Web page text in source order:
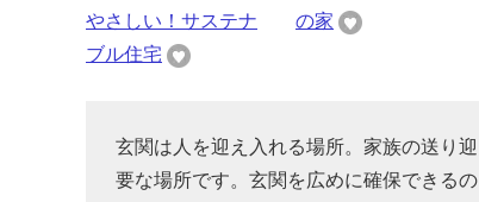
やさしい！サステナ
ブル住宅
の家
玄関は人を迎え入れる場所。家族の送り
要な場所です。玄関を広めに確保できる